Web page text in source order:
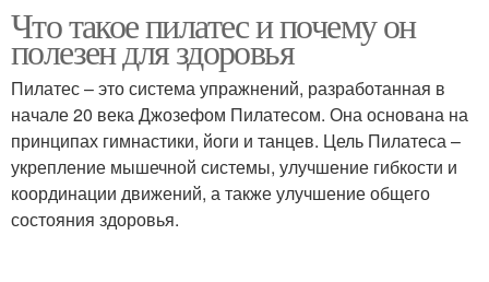
Что такое пилатес и почему он
полезен для здоровья
Пилатес – это система упражнений, разработанная в
начале 20 века Джозефом Пилатесом. Она основана на
принципах гимнастики, йоги и танцев. Цель Пилатеса –
укрепление мышечной системы, улучшение гибкости и
координации движений, а также улучшение общего
состояния здоровья.